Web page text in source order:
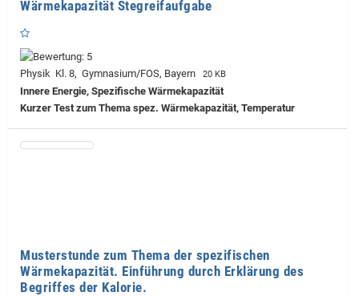
Wärmekapazität Stegreifaufgabe
Physik Kl. 8, Gymnasium/FOS, Bayern 20 KB
Innere Energie, Spezifische Wärmekapazität
Kurzer Test zum Thema spez. Wärmekapazität, Temperatur
Musterstunde zum Thema der spezifischen
Wärmekapazität. Einführung durch Erklärung des
Begriffes der Kalorie.